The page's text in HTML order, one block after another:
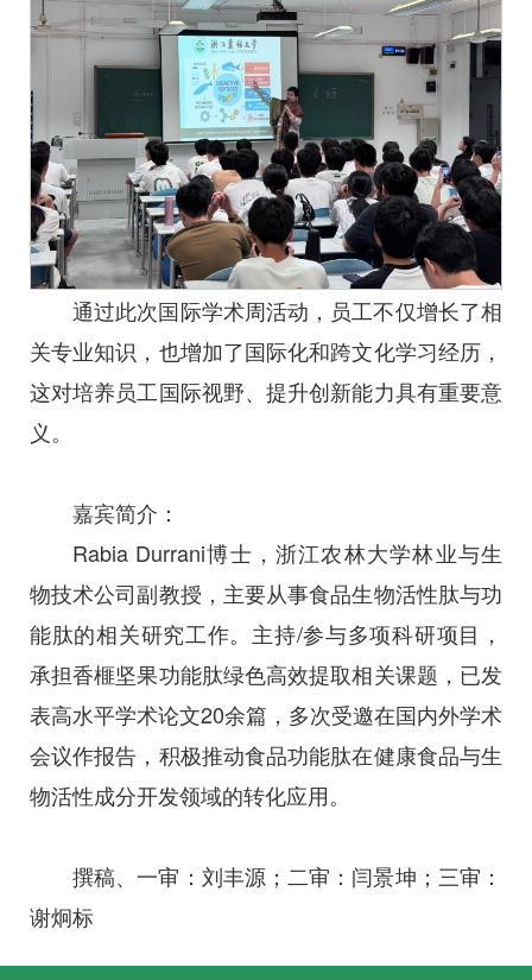
通过此次国际学术周活动，员工不仅增长了相
关专业知识，也增加了国际化和跨文化学习经历，
这对培养员工国际视野、提升创新能力具有重要意
义。
嘉宾简介：
Rabia Durrani博士，浙江农林大学林业与生
物技术公司副教授，主要从事食品生物活性肽与功
能肽的相关研究工作。主持/参与多项科研项目，
承担香榧坚果功能肽绿色高效提取相关课题，已发
表高水平学术论文20余篇，多次受邀在国内外学术
会议作报告，积极推动食品功能肽在健康食品与生
物活性成分开发领域的转化应用。
撰稿、一审：刘丰源；二审：闫景坤；三审：
谢炯标